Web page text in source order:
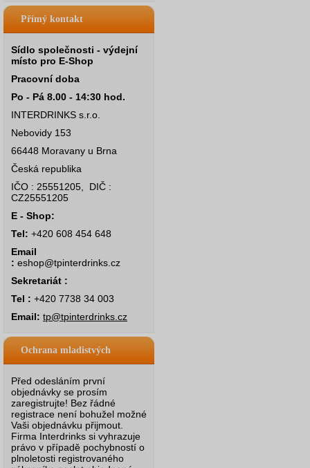
Přímý kontakt
Sídlo společnosti - výdejní
místo pro E-Shop
Pracovní doba
Po - Pá 8.00 - 14:30 hod.
INTERDRINKS s.r.o.
Nebovidy 153
66448 Moravany u Brna
Česká republika
IČO : 25551205, DIČ :
CZ25551205
E - Shop:
Tel: +420 608 454 648
Email
: eshop@tpinterdrinks.cz
Sekretariát :
Tel : +420 7738 34 003
Email: tp@tpinterdrinks.cz
Ochrana mladistvých
Před odesláním první
objednávky se prosím
zaregistrujte! Bez řádné
registrace není bohužel možné
Vaši objednávku přijmout.
Firma Interdrinks si vyhrazuje
právo v případě pochybností o
plnoletosti registrovaného